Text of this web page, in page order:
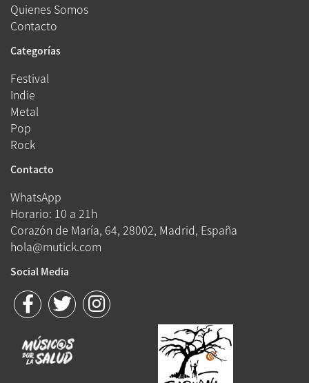
Quienes Somos
Contacto
Categorías
Festival
Indie
Metal
Pop
Rock
Contacto
WhatsApp
Horario: 10 a 21h
Corazón de María, 64, 28002, Madrid, España
hola@mutick.com
Social Media